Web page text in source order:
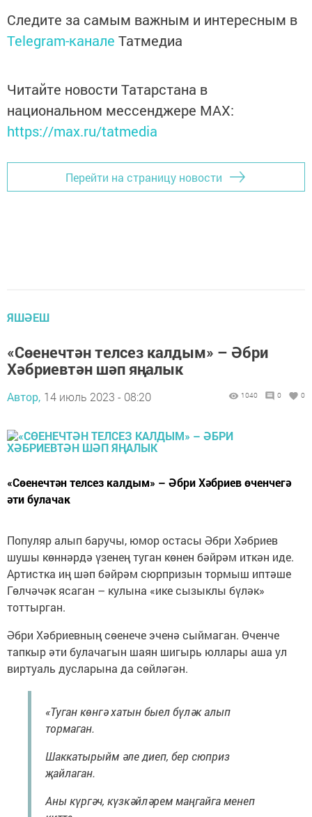
Следите за самым важным и интересным в
Telegram-канале Татмедиа
Читайте новости Татарстана в
национальном мессенджере MАХ:
https://max.ru/tatmedia
Перейти на страницу новости
ЯШӘЕШ
«Сөенечтән телсез калдым» – Әбри
Хәбриевтән шәп яңалык
Автор, 14 июль 2023 - 08:20 1040 0 0
«Сөенечтән телсез калдым» – Әбри Хәбриев өченчегә
әти булачак
Популяр алып баручы, юмор остасы Әбри Хәбриев
шушы көннәрдә үзенең туган көнен бәйрәм иткән иде.
Артистка иң шәп бәйрәм сюрпризын тормыш иптәше
Гөлчәчәк ясаган – кулына «ике сызыклы бүләк»
тоттырган.
Әбри Хәбриевның сөенече эченә сыймаган. Өченче
тапкыр әти булачагын шаян шигырь юллары аша ул
виртуаль дусларына да сөйләгән.
«Туган көнгә хатын быел бүләк алып
тормаган.
Шаккатырыйм әле диеп, бер сюприз
җайлаган.
Аны күргәч, күзкәйләрем маңгайга менеп